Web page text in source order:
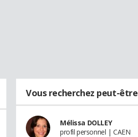
Vous recherchez peut-être
Mélissa DOLLEY
profil personnel | CAEN